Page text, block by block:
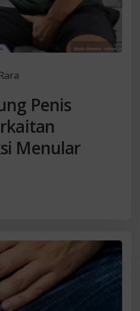
Rara
Penis
Menular